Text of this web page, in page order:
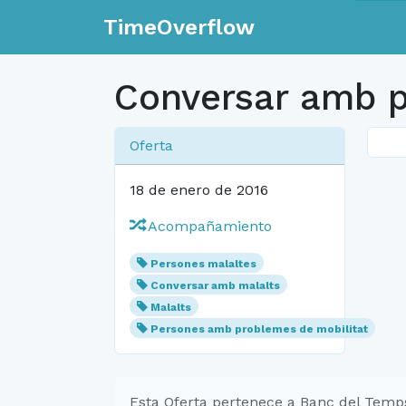
TimeOverflow
Conversar amb
Oferta
18 de enero de 2016
Acompañamiento
Persones malaltes
Conversar amb malalts
Malalts
Persones amb problemes de mobilitat
Esta Oferta pertenece a Banc del